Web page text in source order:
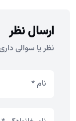
ارسال نظر
نظر یا سوالی